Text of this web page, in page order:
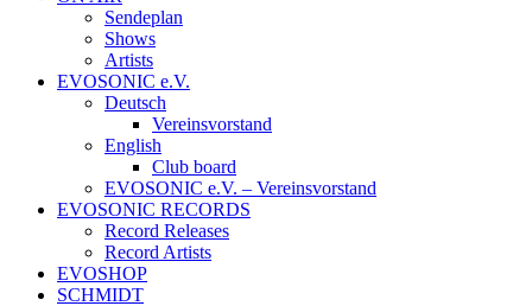
Sendeplan
Shows
Artists
EVOSONIC e.V.
Deutsch
Vereinsvorstand
English
Club board
EVOSONIC e.V. ‒ Vereinsvorstand
EVOSONIC RECORDS
Record Releases
Record Artists
EVOSHOP
SCHMIDT